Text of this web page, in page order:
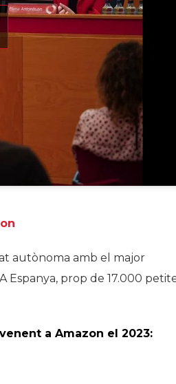
autònoma amb el major
Espanya, prop de 17.000
a Amazon el 2023: